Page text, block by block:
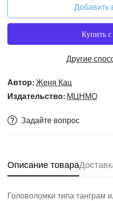
Добавить
Другие
Автор: Женя Кац
Издательство: МЦНМО
Задайте вопрос
Описание товара
Головоломки типа танграм